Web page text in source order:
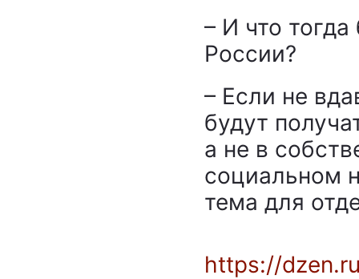
– И что
России?
– Если не
будут
а не в
социальном
тема для
https://